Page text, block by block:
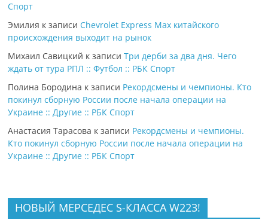
Спорт
Эмилия к записи Chevrolet Express Max китайского
происхождения выходит на рынок
Михаил Савицкий к записиТри дерби за два дня. Чего
ждать от тура РПЛ :: Футбол :: РБК Спорт
Полина Бородина к записи Рекордсмены и чемпионы. Кто
покинул сборную России после начала операции на
Украине :: Другие :: РБК Спорт
Анастасия Тарасова к записи Рекордсмены и чемпионы.
Кто покинул сборную России после начала операции на
Украине :: Другие :: РБК Спорт
НОВЫЙ МЕРСЕДЕС S-КЛАССА W223!